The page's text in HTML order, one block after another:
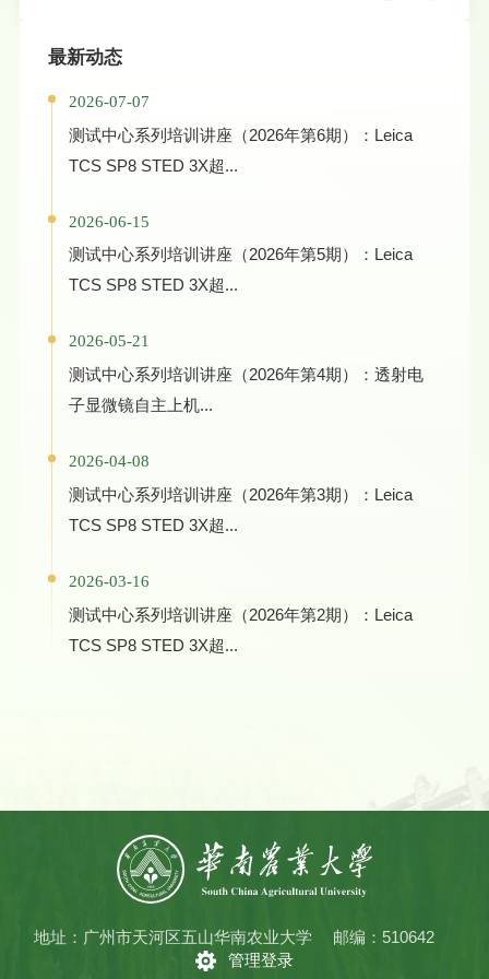
最新动态
2026-07-07
测试中心系列培训讲座（2026年第6期）：Leica
TCS SP8 STED 3X超...
2026-06-15
测试中心系列培训讲座（2026年第5期）：Leica
TCS SP8 STED 3X超...
2026-05-21
测试中心系列培训讲座（2026年第4期）：透射电
子显微镜自主上机...
2026-04-08
测试中心系列培训讲座（2026年第3期）：Leica
TCS SP8 STED 3X超...
2026-03-16
测试中心系列培训讲座（2026年第2期）：Leica
TCS SP8 STED 3X超...
地址：广州市天河区五山华南农业大学
邮编：510642
管理登录